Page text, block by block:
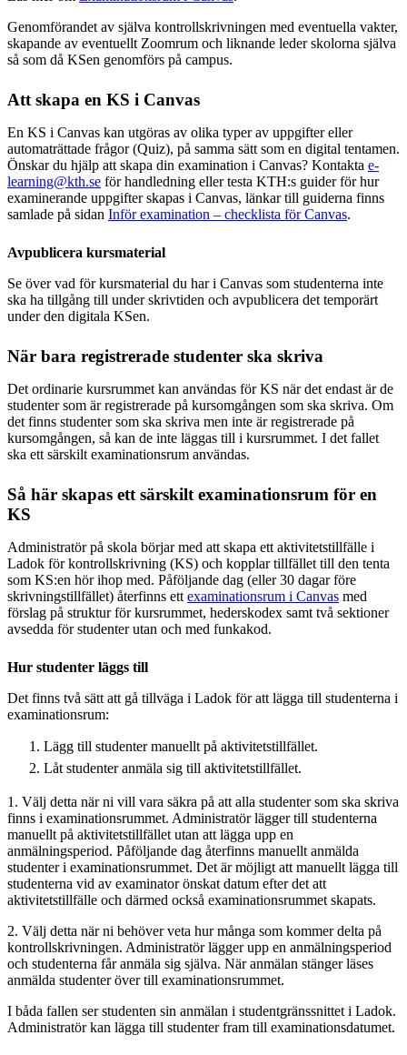
Genomförandet av själva kontrollskrivningen med eventuella vakter,
skapande av eventuellt Zoomrum och liknande leder skolorna själva
så som då KSen genomförs på campus.
Att skapa en KS i Canvas
En KS i Canvas kan utgöras av olika typer av uppgifter eller
automaträttade frågor (Quiz), på samma sätt som en digital tentamen.
Önskar du hjälp att skapa din examination i Canvas? Kontakta e-
learning@kth.se för handledning eller testa KTH:s guider för hur
examinerande uppgifter skapas i Canvas, länkar till guiderna finns
samlade på sidan Inför examination – checklista för Canvas.
Avpublicera kursmaterial
Se över vad för kursmaterial du har i Canvas som studenterna inte
ska ha tillgång till under skrivtiden och avpublicera det temporärt
under den digitala KSen.
När bara registrerade studenter ska skriva
Det ordinarie kursrummet kan användas för KS när det endast är de
studenter som är registrerade på kursomgången som ska skriva. Om
det finns studenter som ska skriva men inte är registrerade på
kursomgången, så kan de inte läggas till i kursrummet. I det fallet
ska ett särskilt examinationsrum användas.
Så här skapas ett särskilt examinationsrum för en
KS
Administratör på skola börjar med att skapa ett aktivitetstillfälle i
Ladok för kontrollskrivning (KS) och kopplar tillfället till den tenta
som KS:en hör ihop med. Påföljande dag (eller 30 dagar före
skrivningstillfället) återfinns ett examinationsrum i Canvas med
förslag på struktur för kursrummet, hederskodex samt två sektioner
avsedda för studenter utan och med funkakod.
Hur studenter läggs till
Det finns två sätt att gå tillväga i Ladok för att lägga till studenterna i
examinationsrum:
Lägg till studenter manuellt på aktivitetstillfället.
Låt studenter anmäla sig till aktivitetstillfället.
1. Välj detta när ni vill vara säkra på att alla studenter som ska skriva
finns i examinationsrummet. Administratör lägger till studenterna
manuellt på aktivitetstillfället utan att lägga upp en
anmälningsperiod. Påföljande dag återfinns manuellt anmälda
studenter i examinationsrummet. Det är möjligt att manuellt lägga till
studenterna vid av examinator önskat datum efter det att
aktivitetstillfälle och därmed också examinationsrummet skapats.
2. Välj detta när ni behöver veta hur många som kommer delta på
kontrollskrivningen. Administratör lägger upp en anmälningsperiod
och studenterna får anmäla sig själva. När anmälan stänger läses
anmälda studenter över till examinationsrummet.
I båda fallen ser studenten sin anmälan i studentgränssnittet i Ladok.
Administratör kan lägga till studenter fram till examinationsdatumet.